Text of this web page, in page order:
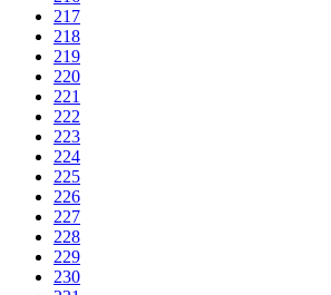
217
218
219
220
221
222
223
224
225
226
227
228
229
230